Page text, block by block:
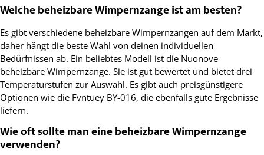
Welche beheizbare Wimpernzange ist am besten?
Es gibt verschiedene beheizbare Wimpernzangen auf dem Markt,
daher hängt die beste Wahl von deinen individuellen
Bedürfnissen ab. Ein beliebtes Modell ist die Nuonove
beheizbare Wimpernzange. Sie ist gut bewertet und bietet drei
Temperaturstufen zur Auswahl. Es gibt auch preisgünstigere
Optionen wie die Fvntuey BY-016, die ebenfalls gute Ergebnisse
liefern.
Wie oft sollte man eine beheizbare Wimpernzange
verwenden?